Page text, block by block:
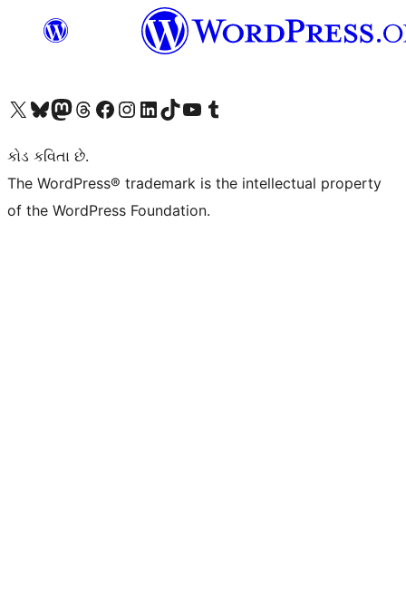
અમારા X (અગાઉ ટ્વિટર) એકાઉન્ટની મુલાકાત લોઅમારા Bluesky એકાઉન્ટની મુલાકાત લોઅમારા માસ્ટોડોન એકાઉન્ટની મુલાકાત લોઅમારા Threads એકાઉન્ટની મુલાકાત લો અમારા ફેસબુક પેજની મુલાકાત લોઅમારા ઇન્સ્ટાગ્રામ એકાઉન્ટની મુલાકાત લો અમારા LinkedIn એકાઉન્ટની મુલાકાત લોઅમારા TikTok એકાઉન્ટની મુલાકાત લોઅમારી YouTube ચેનલની મુલાકાત લો અમારા Tumblr એકાઉન્ટની મુલાકાત લો
કોડ કવિતા છે.
The WordPress® trademark is the intellectual property
of the WordPress Foundation.